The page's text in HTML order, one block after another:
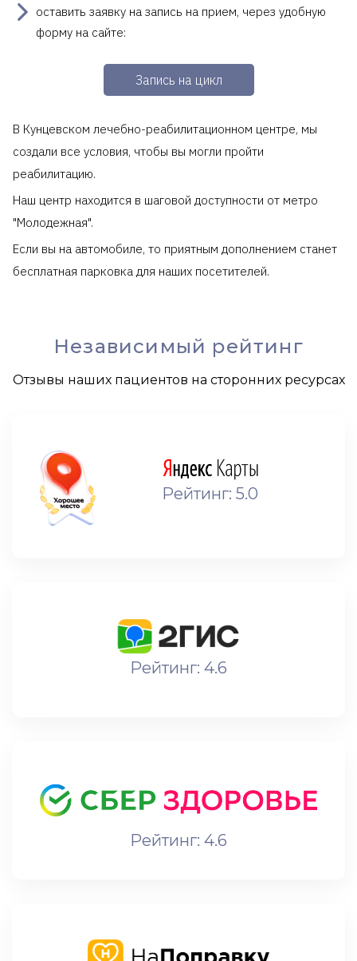
оставить заявку на запись на прием, через удобную
форму на сайте:
Запись на цикл
В Кунцевском лечебно-реабилитационном центре, мы
создали все условия, чтобы вы могли пройти
реабилитацию.
Наш центр находится в шаговой доступности от метро
"Молодежная".
Если вы на автомобиле, то приятным дополнением станет
бесплатная парковка для наших посетителей.
Независимый рейтинг
Отзывы наших пациентов на сторонних ресурсах
Рейтинг: 5.0
Рейтинг: 4.6
Рейтинг: 4.6